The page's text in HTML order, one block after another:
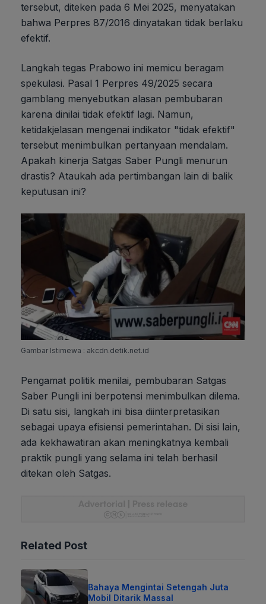
tersebut, diteken pada 6 Mei 2025, menyatakan
bahwa Perpres 87/2016 dinyatakan tidak berlaku
efektif.
Langkah tegas Prabowo ini memicu beragam
spekulasi. Pasal 1 Perpres 49/2025 secara
gamblang menyebutkan alasan pembubaran
karena dinilai tidak efektif lagi. Namun,
ketidakjelasan mengenai indikator "tidak efektif"
tersebut menimbulkan pertanyaan mendalam.
Apakah kinerja Satgas Saber Pungli menurun
drastis? Ataukah ada pertimbangan lain di balik
keputusan ini?
Gambar Istimewa : akcdn.detik.net.id
Pengamat politik menilai, pembubaran Satgas
Saber Pungli ini berpotensi menimbulkan dilema.
Di satu sisi, langkah ini bisa diinterpretasikan
sebagai upaya efisiensi pemerintahan. Di sisi lain,
ada kekhawatiran akan meningkatnya kembali
praktik pungli yang selama ini telah berhasil
ditekan oleh Satgas.
Related Post
Bahaya Mengintai Setengah Juta
Mobil Ditarik Massal